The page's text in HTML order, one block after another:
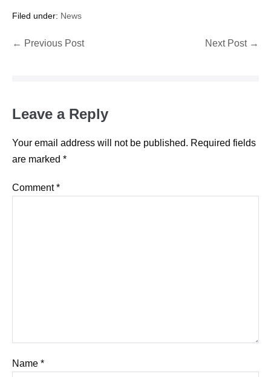
Filed under: News
Post
← Previous Post Next Post →
Leave a Reply
Your email address will not be published. Required fields
are marked *
Comment*
Name *